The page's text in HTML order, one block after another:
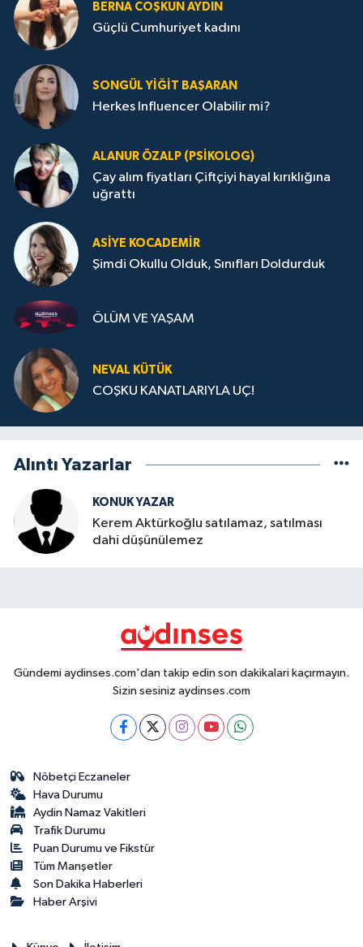
BERNA COŞKUN AYDIN
Güçlü Cumhuriyet kadını
SONGÜL YIĞIT BAŞARAN
Herkes Influencer Olabilir mi?
ALANUR ÖZALP (PSIKOLOG)
Çay alım fiyatları Çiftçiyi hayal kırıklığına
uğrattı
ASIYE KOCADEMİR
Şimdi Okullu Olduk, Sınıfları Doldurduk
ÖLÜM VE YAŞAM
NEVAL KÜTÜK
COŞKU KANATLARIYLA UÇ!
Alıntı Yazarlar
KONUK YAZAR
Kerem Aktürkoğlu satılamaz, satılması
dahi düşünülemez
Gündemi aydinses.com'dan takip edin son dakikalari kaçırmayın.
Sizin sesiniz aydinses.com
Nöbetçi Eczaneler
Hava Durumu
Aydin Namaz Vakitleri
Trafik Durumu
Puan Durumu ve Fikstür
Tüm Manşetler
Son Dakika Haberleri
Haber Arşivi